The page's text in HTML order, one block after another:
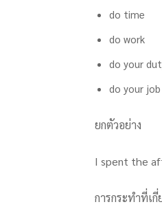
do time
do work
do your
do your job
ยกตัวอย่าง
I spent the
การกระทำที่เ